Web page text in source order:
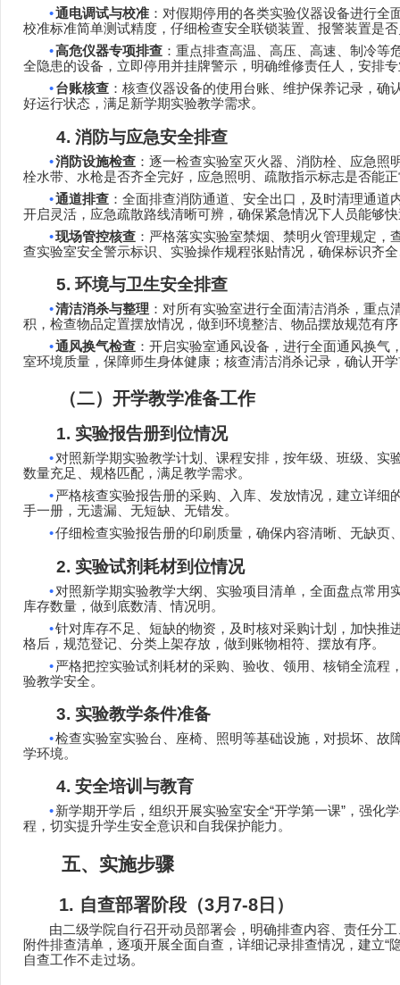
•通电调试与校准 ：对假期停用的各类实验仪器设备进行全
校准标准简单测试精度，仔细检查安全联锁装置、报警装置是
•高危仪器专项排查 ：重点排查高温、高压、高速、制冷
全隐患的设备，立即停用并挂牌警示，明确维修责任人，安排
•台账核查 ：核查仪器设备的使用台账、维护保养记录，
好运行状态，满足新学期实验教学需求。
4.消防与应急安全排查
•消防设施检查 ：逐一检查实验室灭火器、消防栓、应急
栓水带、水枪是否齐全完好，应急照明、疏散指示标志是否能
•通道排查 ：全面排查消防通道、安全出口，及时清理通
开启灵活，应急疏散路线清晰可辨，确保紧急情况下人员能够
•现场管控核查 ：严格落实实验室禁烟、禁明火管理规定
查实验室安全警示标识、实验操作规程张贴情况，确保标识齐
5.环境与卫生安全排查
•清洁消杀与整理 ：对所有实验室进行全面清洁消杀，重
积，检查物品定置摆放情况，做到环境整洁、物品摆放规范有
•通风换气检查 ：开启实验室通风设备，进行全面通风换
室环境质量，保障师生身体健康；核查清洁消杀记录，确认开
（二）开学教学准备工作
1. 实验报告册到位情况
•对照新学期实验教学计划、课程安排，按年级、班级、实
数量充足、规格匹配，满足教学需求。
•严格核查实验报告册的采购、入库、发放情况，建立详
手一册，无遗漏、无短缺、无错发。
•仔细检查实验报告册的印刷质量，确保内容清晰、无缺
2. 实验试剂耗材到位情况
•对照新学期实验教学大纲、实验项目清单，全面盘点常
库存数量，做到底数清、情况明。
•针对库存不足、短缺的物资，及时核对采购计划，加快
格后，规范登记、分类上架存放，做到账物相符、摆放有序。
•严格把控实验试剂耗材的采购、验收、领用、核销全流
验教学安全。
3. 实验教学条件准备
•检查实验室实验台、座椅、照明等基础设施，对损坏、
学环境。
4.安全培训与教育
•新学期开学后，组织开展实验室安全“开学第一课” ，强化
程 ， 切实提升学生安全意识和自我保护能力。
五、实施步骤
1. 自查部署阶段（3月 7-8 日 ）
由二级学院自行召开动员部署会，明确排查内容、责任分
附件排查清单，逐项开展全面自查，详细记录排查情况，建立“
自查工作不走过场。